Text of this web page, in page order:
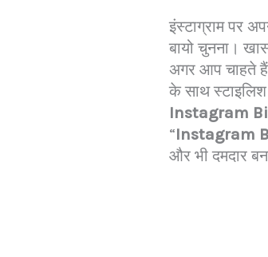
इंस्टाग्राम पर
बायो चुनना।
अगर आप चाहते
के साथ स्टाइलिश
Instagram
“Instagram
और भी दमदार